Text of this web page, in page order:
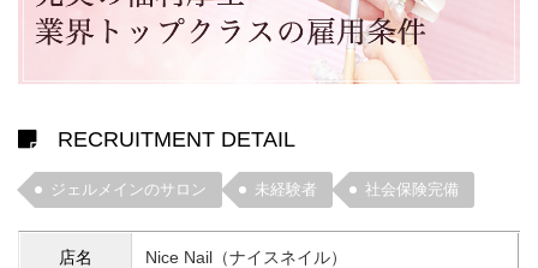
RECRUITMENT DETAIL
ジェルメインのサロン 未経験者 社会保険完備
店名 Nice Nail（ナイスネイル）